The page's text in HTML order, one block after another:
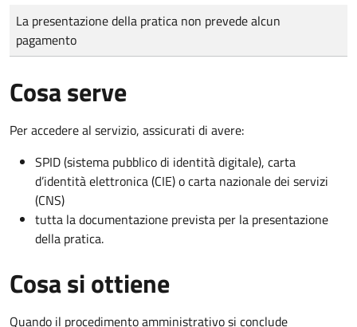
Tipo di pagamento
Importo
La presentazione della pratica non prevede alcun
pagamento
Cosa serve
Per accedere al servizio, assicurati di avere:
SPID (sistema pubblico di identità digitale), carta
d’identità elettronica (CIE) o carta nazionale dei servizi
(CNS)
tutta la documentazione prevista per la presentazione
della pratica.
Cosa si ottiene
Quando il procedimento amministrativo si conclude